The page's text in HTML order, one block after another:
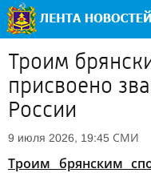
Троим
присвоено
России
9 июля 2026, 19:45 СМИ
Троим брянским